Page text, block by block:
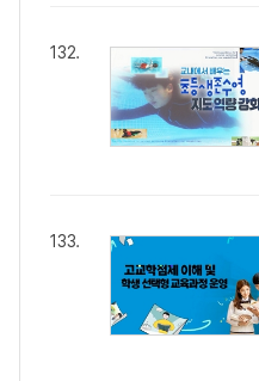
132.
133.